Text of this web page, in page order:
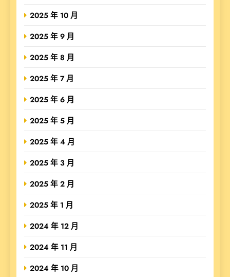
2025 年 10 月
2025 年 9 月
2025 年 8 月
2025 年 7 月
2025 年 6 月
2025 年 5 月
2025 年 4 月
2025 年 3 月
2025 年 2 月
2025 年 1 月
2024 年 12 月
2024 年 11 月
2024 年 10 月